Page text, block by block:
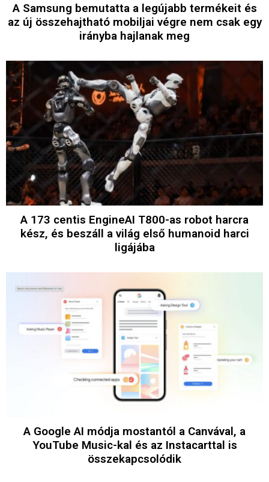
A Samsung bemutatta a legújabb termékeit és
az új összehajtható mobiljai végre nem csak egy
irányba hajlanak meg
A 173 centis EngineAI T800-as robot harcra
kész, és beszáll a világ első humanoid harci
ligájába
A Google AI módja mostantól a Canvával, a
YouTube Music-kal és az Instacarttal is
összekapcsolódik